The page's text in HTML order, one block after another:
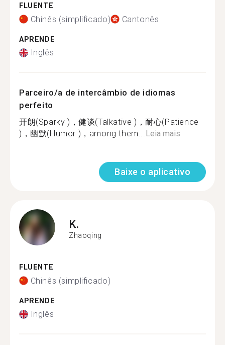
FLUENTE
Chinês (simplificado) Cantonês
APRENDE
Inglês
Parceiro/a de intercâmbio de idiomas
perfeito
开朗(Sparky )，健谈(Talkative )，耐心(Patience
)，幽默(Humor )，among them...Leia mais
Baixe o aplicativo
K.
Zhaoqing
FLUENTE
Chinês (simplificado)
APRENDE
Inglês